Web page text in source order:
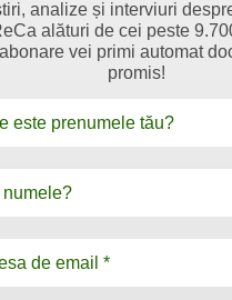
analize și interviuri
alături de cei peste
vei primi automat
promis!